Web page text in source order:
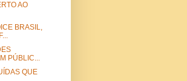
AO
BRASIL,
PÚBLIC...
QUE